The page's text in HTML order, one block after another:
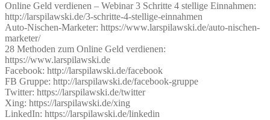
Online Geld verdienen – Webinar 3 Schritte 4 stellige Einnahmen:
http://larspilawski.de/3-schritte-4-stellige-einnahmen
Auto-Nischen-Marketer: https://www.larspilawski.de/auto-nischen-
marketer/
28 Methoden zum Online Geld verdienen:
https://www.larspilawski.de
Facebook: http://larspilawski.de/facebook
FB Gruppe: http://larspilawski.de/facebook-gruppe
Twitter: https://larspilawski.de/twitter
Xing: https://larspilawski.de/xing
LinkedIn: https://larspilawski.de/linkedin